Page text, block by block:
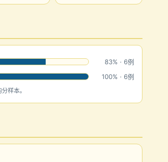
83% · 6例
100% · 6例
样本。